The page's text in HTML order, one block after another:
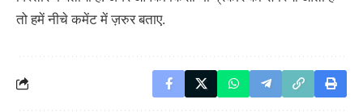
तो हमें नीचे कमेंट में ज़रुर बताए.